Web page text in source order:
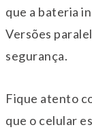
que a bateria
Versões
segurança.
Fique atento
que o celular